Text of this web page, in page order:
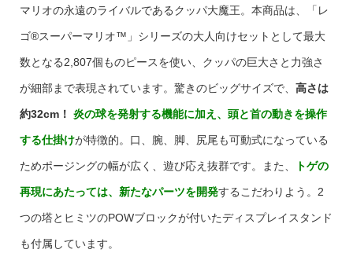
マリオの永遠のライバルであるクッパ大魔王。本商品は、「レ
ゴ®スーパーマリオ™」シリーズの大人向けセットとして最大
数となる2,807個ものピースを使い、クッパの巨大さと力強さ
が細部まで表現されています。驚きのビッグサイズで、 高さは
約32cm！ 炎の球を発射する機能に加え、頭と首の動きを操作
する仕掛けが特徴的。口、腕、脚、尻尾も可動式になっている
ためポージングの幅が広く、遊び応え抜群です。また、 トゲの
再現にあたっては、新たなパーツを開発するこだわりよう。2
つの塔とヒミツのPOWブロックが付いたディスプレイスタンド
も付属しています。